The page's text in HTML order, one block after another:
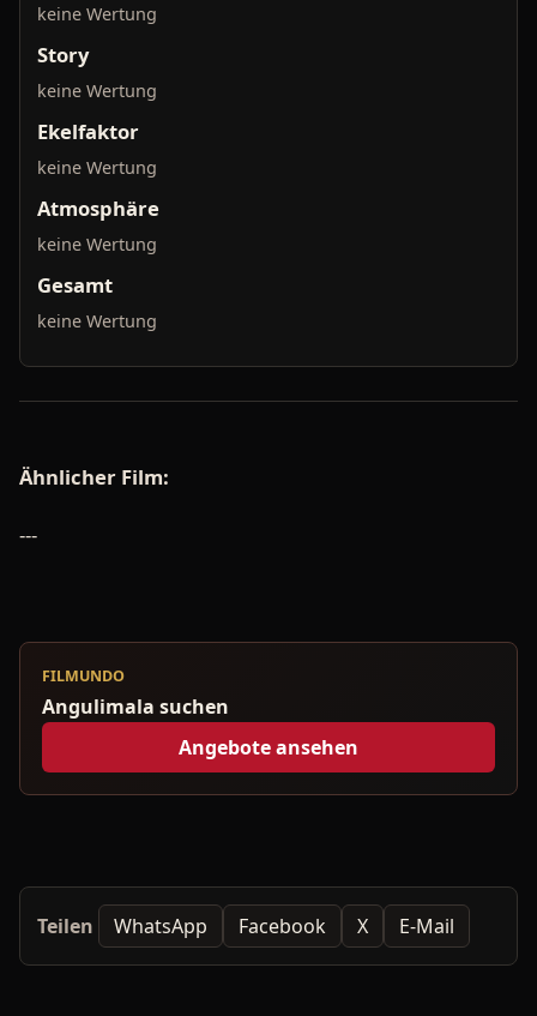
keine Wertung
Story
keine Wertung
Ekelfaktor
keine Wertung
Atmosphäre
keine Wertung
Gesamt
keine Wertung
Ähnlicher Film:
---
FILMUNDO
Angulimala suchen
Angebote ansehen
Teilen WhatsApp Facebook X E-Mail